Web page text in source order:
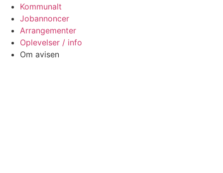
Kommunalt
Jobannoncer
Arrangementer
Oplevelser / info
Om avisen